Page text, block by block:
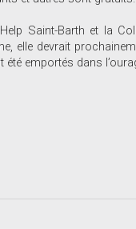
Saint-Barth et la
elle devrait
emportés dans